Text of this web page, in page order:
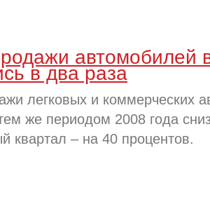
автомобилей
в два раза
легковых и коммерческих
же периодом 2008 года
квартал – на 40 процентов.